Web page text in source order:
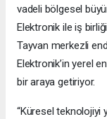
vadeli bölgesel
Elektronik ile iş
Tayvan merkezli
Elektronik’in yerel
bir araya getiriyor.
“Küresel teknolojiyi